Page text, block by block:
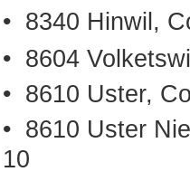
• 8340 Hinwil,
• 8604
• 8610 Uster,
• 8610 Uster
10